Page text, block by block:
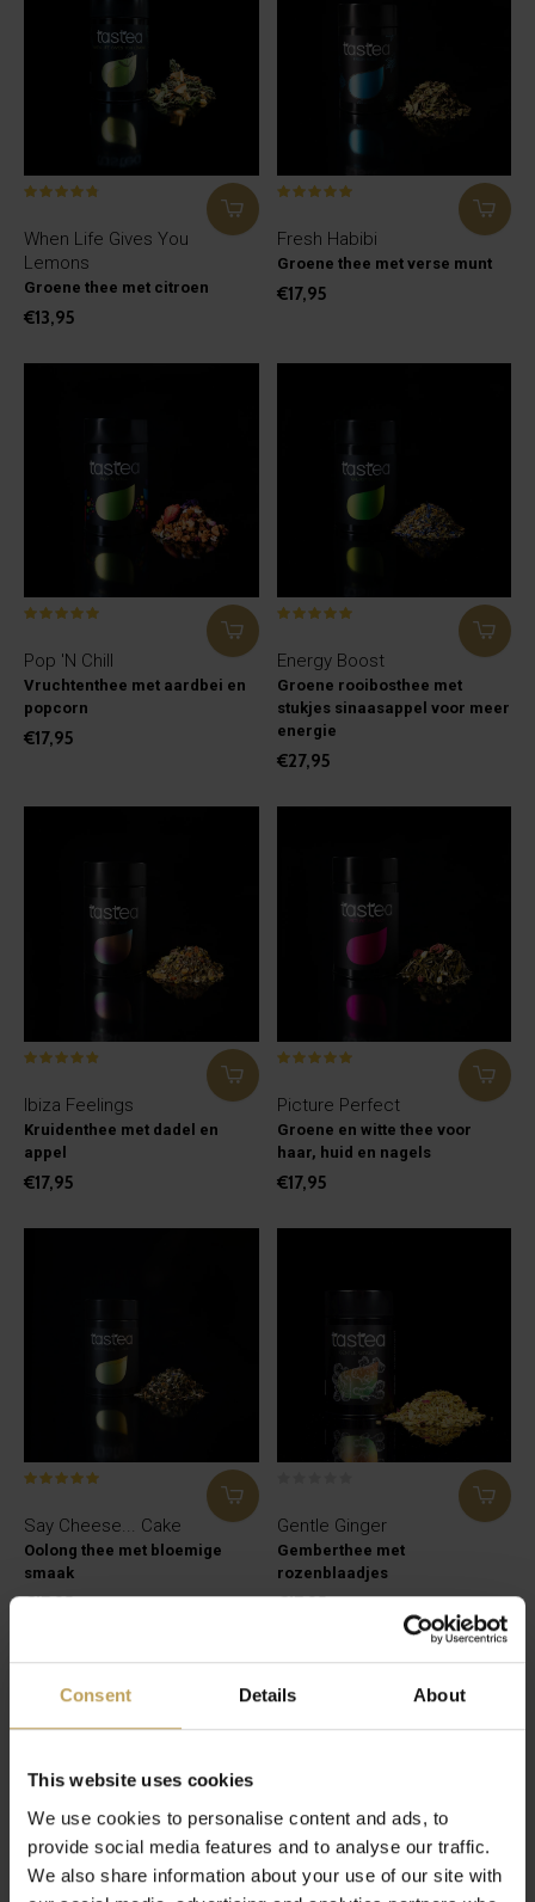
Consent Details About
This website uses cookies
We use cookies to personalise content and ads, to
provide social media features and to analyse our traffic.
We also share information about your use of our site with
When Life Gives You
Lemons
Groene thee met citroen
€13,95
Fresh Habibi
Groene thee met verse munt
€17,95
Pop 'N Chill
Vruchtenthee met aardbei en
popcorn
€17,95
Energy Boost
Groene rooibosthee met
stukjes sinaasappel voor meer
energie
€27,95
Ibiza Feelings
Kruidenthee met dadel en
appel
€17,95
Picture Perfect
Groene en witte thee voor
haar, huid en nagels
€17,95
Say Cheese... Cake
Oolong thee met bloemige
smaak
€17,95
Gentle Ginger
Gemberthee met
rozenblaadjes
€17,95